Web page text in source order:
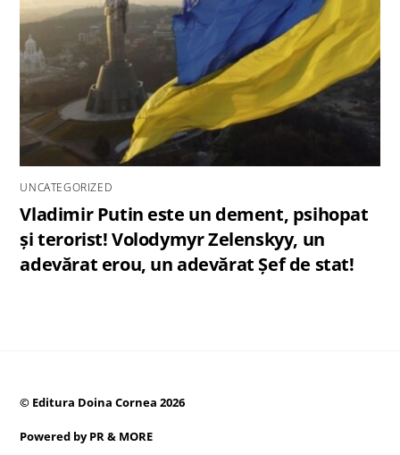
UNCATEGORIZED
Vladimir Putin este un dement, psihopat
și terorist! Volodymyr Zelenskyy, un
adevărat erou, un adevărat Șef de stat!
© Editura Doina Cornea 2026
Powered byPR & MORE